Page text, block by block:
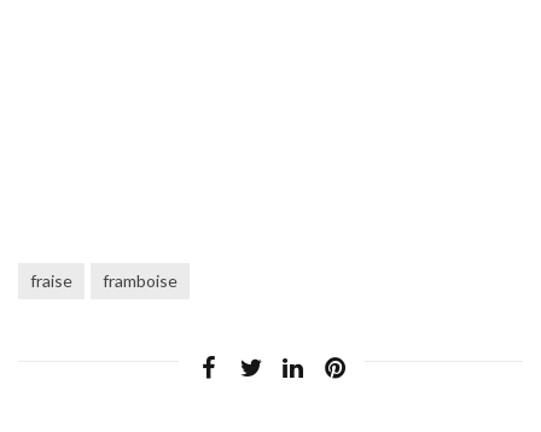
fraise framboise